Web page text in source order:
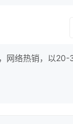
网络热销，以20-